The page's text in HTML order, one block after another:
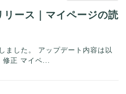
ース｜マイページの読
した。 アップデート内容は以
修正 マイペ...